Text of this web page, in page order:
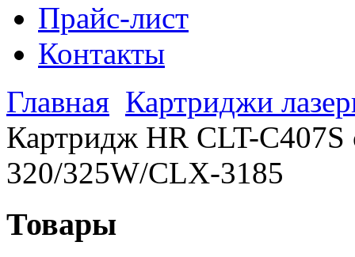
Прайс-лист
Контакты
Главная Картриджи
Картридж HR CLT-
320/325W/CLX-3185
Товары